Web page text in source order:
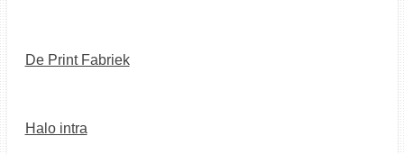
De Print Fabriek
Halo intra